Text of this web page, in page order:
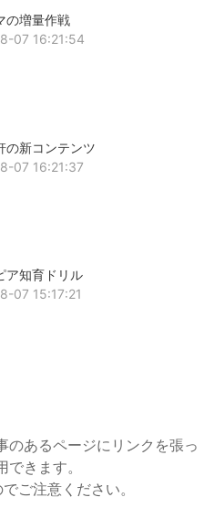
の増量作戦
07 16:21:54
の新コンテンツ
07 16:21:37
ア知育ドリル
07 15:17:21
のあるページにリンクを張っ
きます。
ご注意ください。